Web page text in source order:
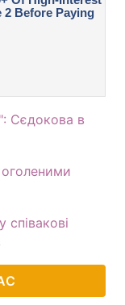
Сєдокова в
співакові